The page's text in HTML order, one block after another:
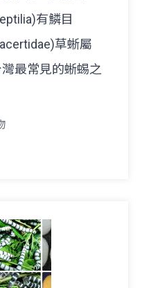
有鱗目
草蜥屬
最常見的蜥蜴之